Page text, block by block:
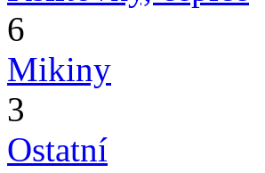
6
Mikiny
3
Ostatní